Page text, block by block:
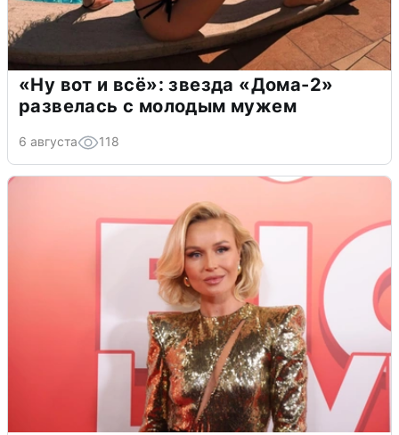
«Ну вот и всё»: звезда «Дома-2»
развелась с молодым мужем
6 августа 118